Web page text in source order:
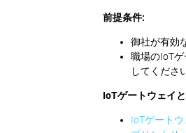
前提条件:
御社が有効
職場のIoT
してくださ
IoTゲートウェイ
IoTゲート